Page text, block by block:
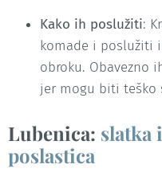
Kako ih poslužiti:
komade i poslužiti
obroku. Obavezno
jer mogu biti teško
Lubenica: slatka
poslastica